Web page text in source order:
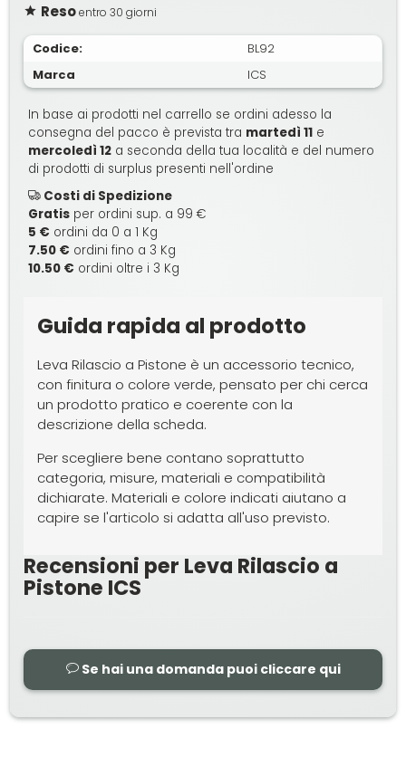
Resoentro 30 giorni
Codice:
BL92
Marca
ICS
In base ai prodotti nel carrello se ordini adesso la
consegna del pacco è prevista tra martedì 11 e
mercoledì 12 a seconda della tua località e del numero
di prodotti di surplus presenti nell'ordine
Costi di Spedizione
Gratis per ordini sup. a 99 €
5 € ordini da 0 a 1 Kg
7.50 € ordini fino a 3 Kg
10.50 € ordini oltre i 3 Kg
Guida rapida al prodotto
Leva Rilascio a Pistone è un accessorio tecnico,
con finitura o colore verde, pensato per chi cerca
un prodotto pratico e coerente con la
descrizione della scheda.
Per scegliere bene contano soprattutto
categoria, misure, materiali e compatibilità
dichiarate. Materiali e colore indicati aiutano a
capire se l'articolo si adatta all'uso previsto.
Recensioni per Leva Rilascio a
Pistone ICS
Se hai una domanda puoi cliccare qui